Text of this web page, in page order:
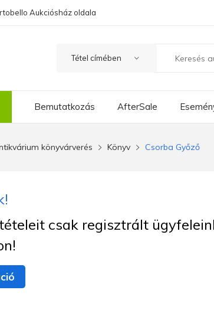
Aukciósház oldala
Bemutatkozás AfterSale
könyvárverés Könyv Csorba Győző
csak regisztrált